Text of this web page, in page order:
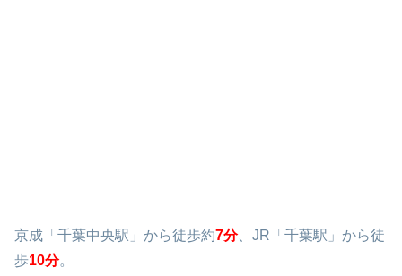
京成「千葉中央駅」から徒歩約7分、JR「千葉駅」から徒
歩10分。